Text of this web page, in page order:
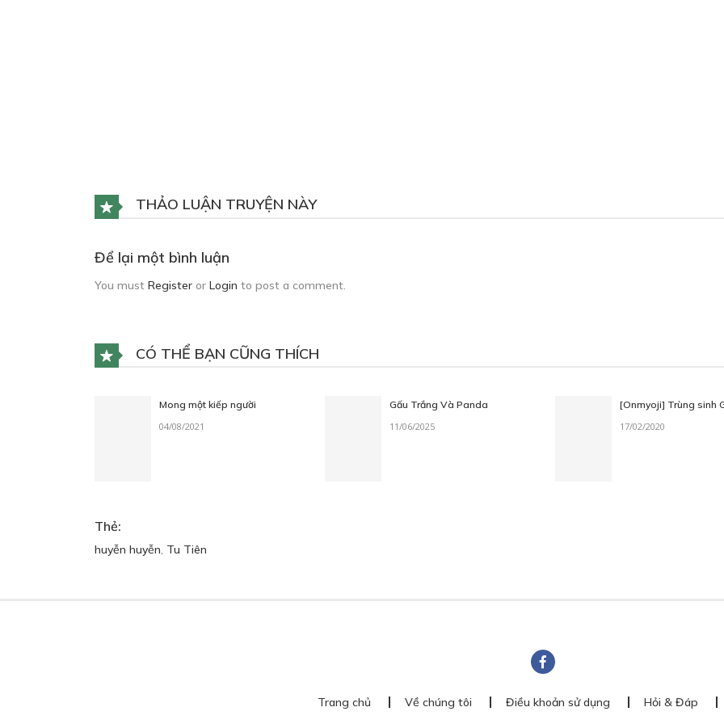
THẢO LUẬN TRUYỆN NÀY
Để lại một bình luận
You must Register or Login to post a comment.
CÓ THỂ BẠN CŨNG THÍCH
Mong một kiếp người
04/08/2021
Gấu Trắng Và Panda
11/06/2025
[Onmyoji] Trùng sinh
17/02/2020
Thẻ:
huyễn huyễn, Tu Tiên
Trang chủ Về chúng tôi Điều khoản sử dụng Hỏi & Đáp